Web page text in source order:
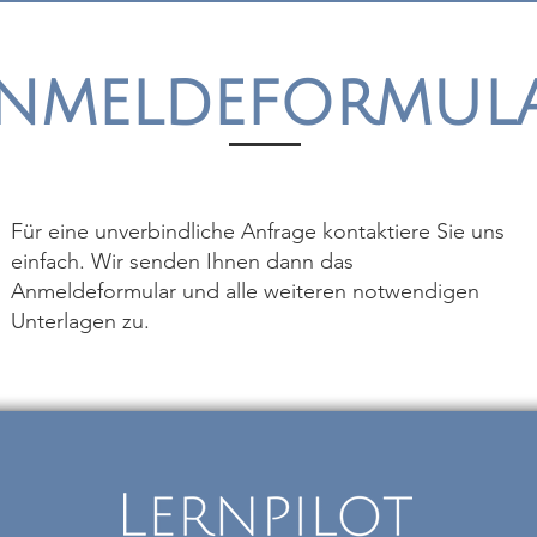
Für eine unverbindliche Anfrage kontaktiere Sie uns
einfach. Wir senden Ihnen dann das
Anmeldeformular und alle weiteren notwendigen
Unterlagen zu.